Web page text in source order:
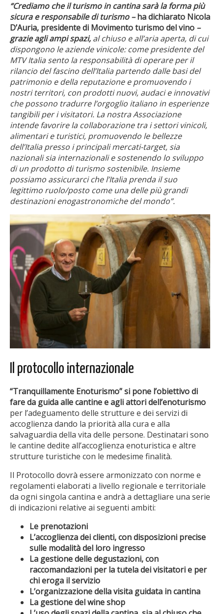
“Crediamo che il turismo in cantina sarà la forma più
sicura e responsabile di turismo –ha dichiarato Nicola
D’Auria, presidente di Movimento turismo del vino –
grazie agli ampi spazi, al chiuso e all’aria aperta, di cui
dispongono le aziende vinicole: come presidente del
MTV Italia sento la responsabilità di operare per il
rilancio del fascino dell’Italia partendo dalle basi del
patrimonio e della reputazione e promuovendo i
nostri territori, con prodotti nuovi, audaci e innovativi
che possono tradurre l’orgoglio italiano in esperienze
tangibili per i visitatori. La nostra Associazione
intende favorire la collaborazione tra i settori vinicoli,
alimentari e turistici, promuovendo le bellezze
dell’Italia presso i principali mercati-target, sia
nazionali sia internazionali e sostenendo lo sviluppo
di un prodotto di turismo sostenibile. Insieme
possiamo assicurarci che l’Italia prenda il suo
legittimo ruolo/posto come una delle più grandi
destinazioni enogastronomiche del mondo”.
Il protocollo internazionale
“Tranquillamente Enoturismo” si pone l’obiettivo di
fare da guida alle cantine e agli attori dell’enoturismo
per l’adeguamento delle strutture e dei servizi di
accoglienza dando la priorità alla cura e alla
salvaguardia della vita delle persone. Destinatari sono
le cantine dedite all’accoglienza enoturistica e altre
strutture turistiche con le medesime finalità.
Il Protocollo dovrà essere armonizzato con norme e
regolamenti elaborati a livello regionale e territoriale
da ogni singola cantina e andrà a dettagliare una serie
di indicazioni relative ai seguenti ambiti:
Le prenotazioni
L’accoglienza dei clienti, con disposizioni precise
sulle modalità del loro ingresso
La gestione delle degustazioni, con
raccomandazioni per la tutela dei visitatori e per
chi eroga il servizio
L’organizzazione della visita guidata in cantina
La gestione del wine shop